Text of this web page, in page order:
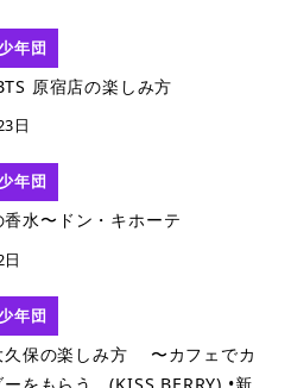
年団
原宿店の楽しみ方
日
年団
水〜ドン・キホーテ
年団
久保の楽しみ方 〜カフェでカ
ーをもらう (KISS BERRY) •新